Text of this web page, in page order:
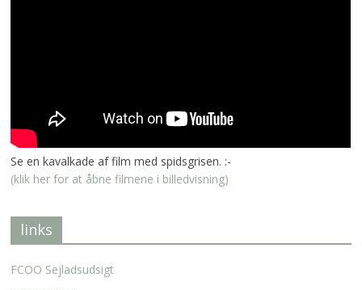
Se en kavalkade af film med spidsgrisen. :-
(klik her for at åbne filmene i billedvisning)
links
FCOO Sejladsudsigt